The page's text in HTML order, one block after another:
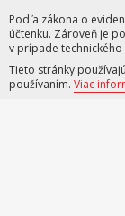
Podľa zákona o
účtenku. Zároveň je
v prípade
Tieto stránky
používaním. Viac